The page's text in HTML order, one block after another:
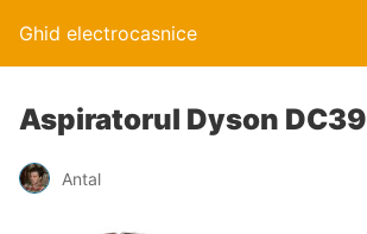
Ghid electrocasnice
Aspiratorul Dyson DC39
Antal